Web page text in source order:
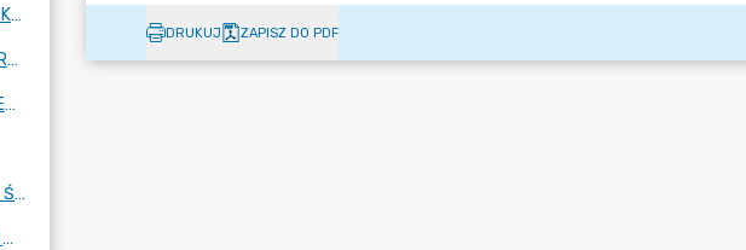
SZKOŁA PODSTAWOWA NR 2 W KŁODAWIE IM. BIAŁYCH GÓRNIKÓW
PRZEDSZKOLE NR 1 IM. JANA BRZECHWY
OŚRODEK POMOCY SPOŁECZNEJ W KŁODAWIE
SZKOŁA PODSTAWOWA NR 1 IM. ŚW. JANA PAWŁA II
CENTRUM USŁUG WSPÓLNYCH W KŁODAWIE
DRUKUJ ZAPISZ DO PDF